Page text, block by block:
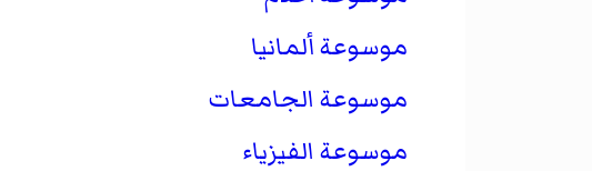
موسوعة ألمانيا
موسوعة الجامعات
موسوعة الفيزياء